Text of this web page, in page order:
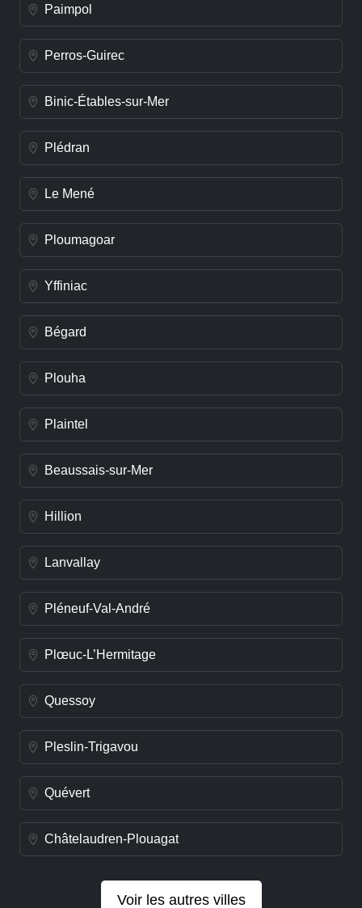
Paimpol
Perros-Guirec
Binic-Étables-sur-Mer
Plédran
Le Mené
Ploumagoar
Yffiniac
Bégard
Plouha
Plaintel
Beaussais-sur-Mer
Hillion
Lanvallay
Pléneuf-Val-André
Plœuc-L’Hermitage
Quessoy
Pleslin-Trigavou
Quévert
Châtelaudren-Plouagat
Voir les autres villes